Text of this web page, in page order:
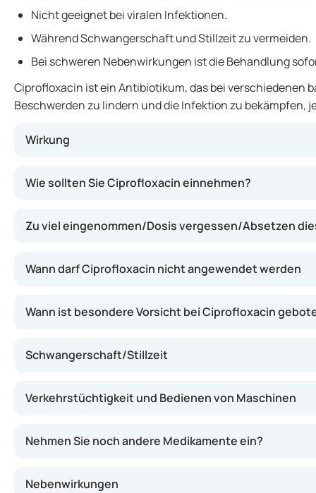
Nicht geeignet bei viralen Infektionen.
Während Schwangerschaft und Stillzeit zu vermeiden.
Bei schweren Nebenwirkungen ist die Behandlung
Ciprofloxacin ist ein Antibiotikum, das bei verschiedenen
Beschwerden zu lindern und die Infektion zu
Wirkung
Wie sollten Sie Ciprofloxacin einnehmen?
Zu viel eingenommen/Dosis vergessen/Absetzen
Wann darf Ciprofloxacin nicht angewendet werden
Wann ist besondere Vorsicht bei Ciprofloxacin
Schwangerschaft/Stillzeit
Verkehrstüchtigkeit und Bedienen von Maschinen
Nehmen Sie noch andere Medikamente ein?
Nebenwirkungen